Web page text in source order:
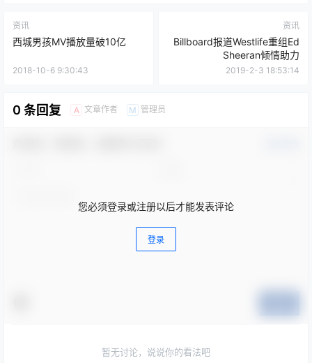
资讯
西城男孩MV播放量破10亿
2018-10-6 9:30:43
资讯
Billboard报道Westlife重组Ed
Sheeran倾情助力
2019-2-3 18:53:14
0 条回复 A 文章作者 M 管理员
您必须登录或注册以后才能发表评论
登录
暂无讨论，说说你的看法吧